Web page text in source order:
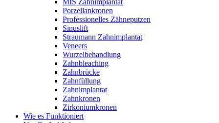
Porzellankronen
Professionelles Zähneputzen
Sinuslift
Straumann Zahnimplantat
Veneers
Wurzelbehandlung
Zahnbleaching
Zahnbrücke
Zahnfüllung
Zahnimplantat
Zahnkronen
Zirkoniumkronen
Wie es Funktioniert